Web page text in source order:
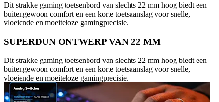
Dit strakke gaming toetsenbord van slechts 22 mm hoog biedt een
buitengewoon comfort en een korte toetsaanslag voor snelle,
vloeiende en moeiteloze gamingprecisie.
SUPERDUN ONTWERP VAN 22 MM
Dit strakke gaming toetsenbord van slechts 22 mm hoog biedt een
buitengewoon comfort en een korte toetsaanslag voor snelle,
vloeiende en moeiteloze gamingprecisie.